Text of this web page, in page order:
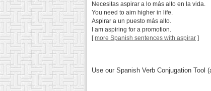
Necesitas aspirar a lo más alto en la vida.
You need to aim higher in life.
Aspirar a un puesto más alto.
I am aspiring for a promotion.
[more Spanish sentences with aspirar ]
Use our Spanish Verb Conjugation Tool